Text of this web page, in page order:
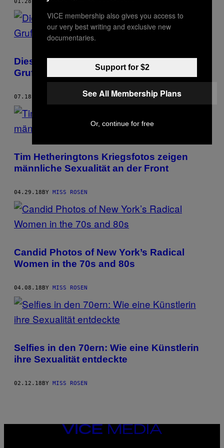
Dieser Künstler hat eine Woche in einer
Gruft verbracht und Leichen fotografiert
07.18.18 MISS ROSEN
Tim Hetheringtons Kriegsfotos zeigen
männliche Sexualität an der Front
04.29.18BY MISS ROSEN
Candid Photos of New York’s Radical
Women in the 70s and 80s
04.08.18BY MISS ROSEN
Selfies in den 70ern: Wie eine Künstlerin
ihre Sexualität entdeckte
02.12.18BY MISS ROSEN
VICE
MEDIA
VICE membership also gives you access to
our very best writing and exclusive new
documentaries.
Support for $2
See All Membership Plans
Or, continue for free